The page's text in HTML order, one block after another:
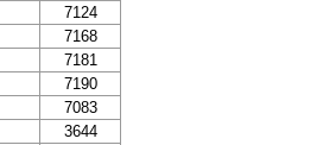
7124
7168
7181
7190
7083
3644